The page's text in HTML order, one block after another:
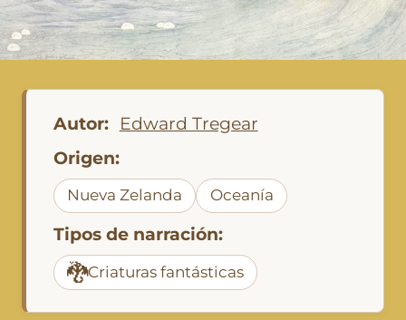
Autor:
Edward Tregear
Origen:
Nueva Zelanda Oceanía
Tipos de narración:
🐉Criaturas fantásticas